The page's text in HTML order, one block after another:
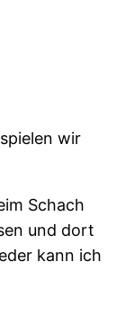
wir
Schach
und dort
kann ich